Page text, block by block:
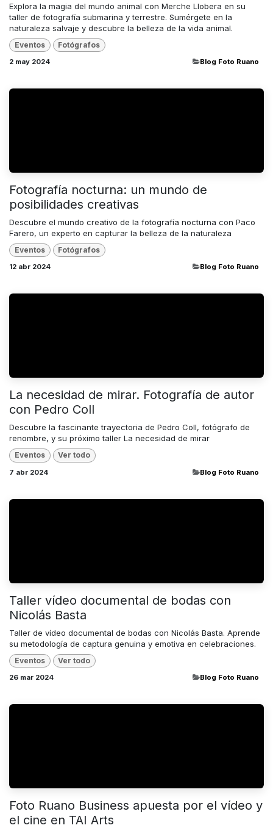
Explora la magia del mundo animal con Merche Llobera en su
taller de fotografía submarina y terrestre. Sumérgete en la
naturaleza salvaje y descubre la belleza de la vida animal.
Eventos Fotógrafos
2 may 2024 ​Blog Foto Ruano
Fotografía nocturna: un mundo de
posibilidades creativas
Descubre el mundo creativo de la fotografía nocturna con Paco
Farero, un experto en capturar la belleza de la naturaleza
Eventos Fotógrafos
12 abr 2024 ​Blog Foto Ruano
La necesidad de mirar. Fotografía de autor
con Pedro Coll
Descubre la fascinante trayectoria de Pedro Coll, fotógrafo de
renombre, y su próximo taller La necesidad de mirar
Eventos Ver todo
7 abr 2024 ​Blog Foto Ruano
Taller vídeo documental de bodas con
Nicolás Basta
Taller de vídeo documental de bodas con Nicolás Basta. Aprende
su metodología de captura genuina y emotiva en celebraciones.
Eventos Ver todo
26 mar 2024 ​Blog Foto Ruano
Foto Ruano Business apuesta por el vídeo y
el cine en TAI Arts